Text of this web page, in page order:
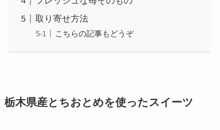
取り寄せ方法
こちらの記事もどうぞ
栃木県産とちおとめを使ったスイーツ